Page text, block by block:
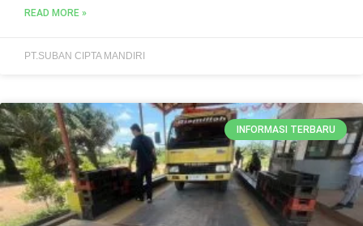
READ MORE »
PT.SUBAN CIPTA MANDIRI
INFORMASI TERBARU